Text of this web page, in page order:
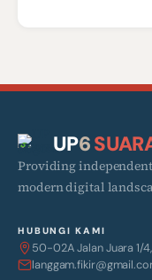
UP6
Providing
modern digital
HUBUNGI KAMI
50-02A Jalan Juara 1/